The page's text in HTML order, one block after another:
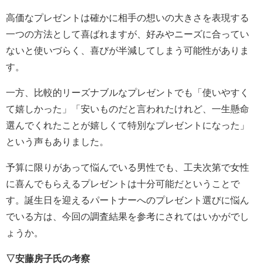
高価なプレゼントは確かに相手の想いの大きさを表現する
一つの方法として喜ばれますが、好みやニーズに合ってい
ないと使いづらく、喜びが半減してしまう可能性がありま
す。
一方、比較的リーズナブルなプレゼントでも「使いやすく
て嬉しかった」「安いものだと言われたけれど、一生懸命
選んでくれたことが嬉しくて特別なプレゼントになった」
という声もありました。
予算に限りがあって悩んでいる男性でも、工夫次第で女性
に喜んでもらえるプレゼントは十分可能だということで
す。誕生日を迎えるパートナーへのプレゼント選びに悩ん
でいる方は、今回の調査結果を参考にされてはいかがでし
ょうか。
▽安藤房子氏の考察